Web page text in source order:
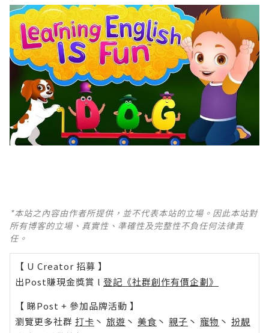
*本站之內容由作者所提供，並不代表本站的立場。因此本站對
所有博客的立場、真實性、準確性及完整性不負任何法律責
任。
【 U Creator 招募 】
出Post賺現金獎賞 l 登記《社群創作有價企劃》
【 睇Post + 參加品牌活動 】
瀏覽更多社群 打卡 丶 旅遊 丶 美食 丶 親子 丶 寵物 丶 扮靚